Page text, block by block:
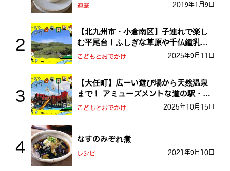
連載 2019年1月9日
【北九州市・小倉南区】子連れで楽し
む平尾台！ふしぎな草原や千仏鍾乳洞
を探検しよう！
こどもとおでかけ 2025年9月11日
【大任町】広ーい遊び場から天然温泉
まで！ アミューズメントな道の駅・お
おとう桜街道
こどもとおでかけ 2025年10月15日
なすのみぞれ煮
レシピ 2021年9月10日